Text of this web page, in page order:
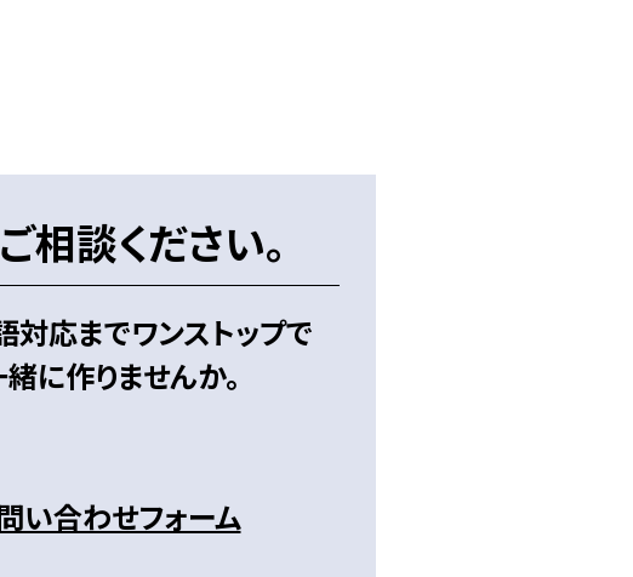
相談ください。
対応までワンストップで
に作りませんか。
い合わせフォーム